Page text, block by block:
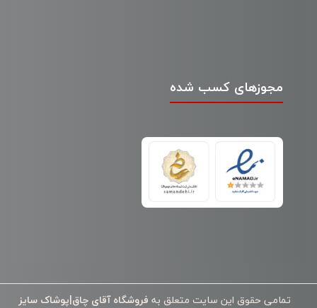
مجوزهای کسب شده
تمامی حقوق این سایت متعلق به فروشگاه آقای چاق|پوشاک سایز